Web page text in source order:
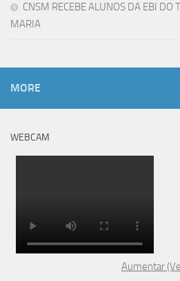
CNSM RECEBE ALUNOS DA EBI DO
MARIA
MORE
WEBCAM
Aumentar